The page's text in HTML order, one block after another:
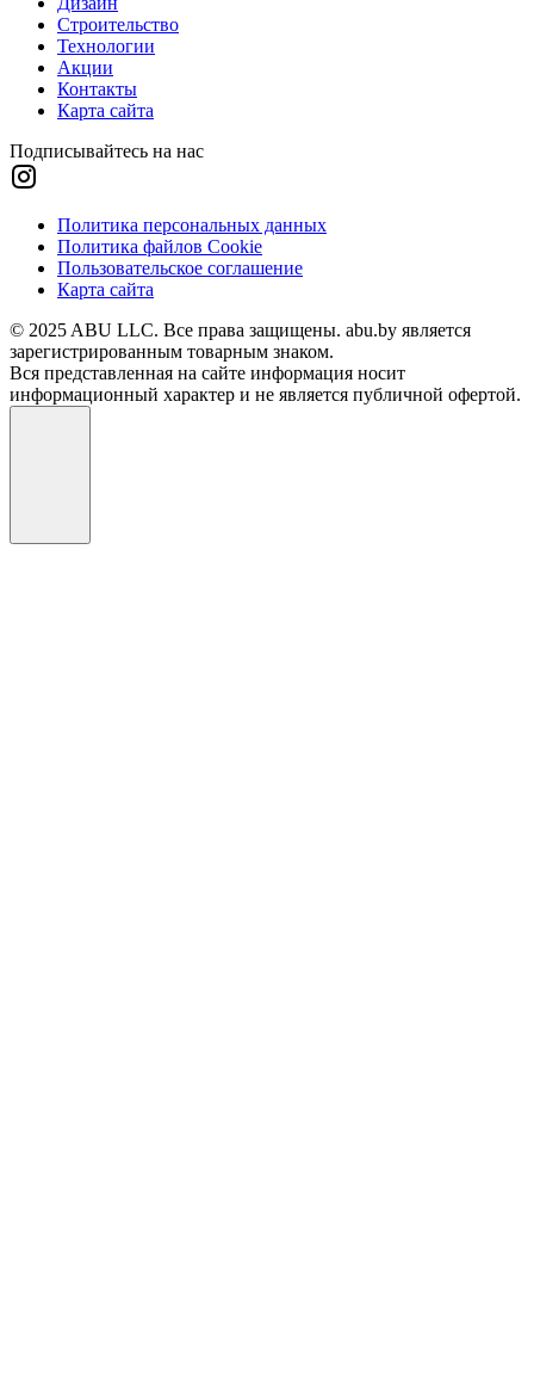
Строительство
Технологии
Акции
Контакты
Карта сайта
Подписывайтесь на нас
Политика персональных данных
Политика файлов Cookie
Пользовательское соглашение
Карта сайта
© 2025 ABU LLC. Все права защищены. abu.by является
зарегистрированным товарным знаком.
Вся представленная на сайте информация носит
информационный характер и не является публичной офертой.